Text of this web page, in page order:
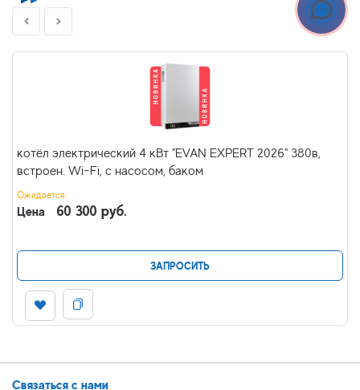
котёл электрический 4 кВт "EVAN EXPERT 2026" 380в,
встроен. Wi-Fi, с насосом, баком
Ожидается
Цена 60 300 руб.
ЗАПРОСИТЬ
Связаться с нами